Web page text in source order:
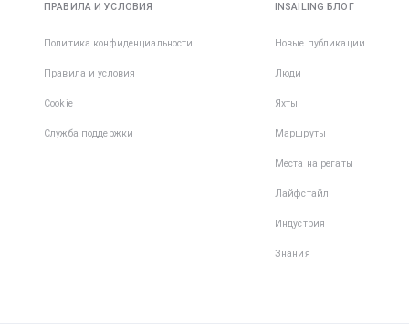
ПРАВИЛА И УСЛОВИЯ
Политика конфиденциальности
Правила и условия
Cookie
Служба поддержки
INSAILING БЛОГ
Новые публикации
Люди
Яхты
Маршруты
Места на регаты
Лайфстайл
Индустрия
Знания